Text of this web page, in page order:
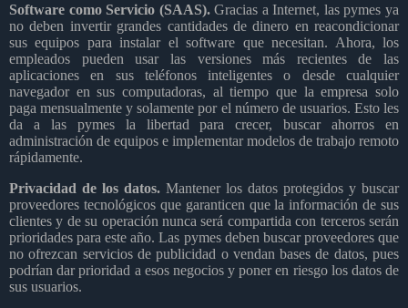
Software como Servicio (SAAS).Gracias a Internet, las pymes ya
no deben invertir grandes cantidades de dinero en reacondicionar
sus equipos para instalar el software que necesitan. Ahora, los
empleados pueden usar las versiones más recientes de las
aplicaciones en sus teléfonos inteligentes o desde cualquier
navegador en sus computadoras, al tiempo que la empresa solo
paga mensualmente y solamente por el número de usuarios. Esto les
da a las pymes la libertad para crecer, buscar ahorros en
administración de equipos e implementar modelos de trabajo remoto
rápidamente.
Privacidad de los datos. Mantener los datos protegidos y buscar
proveedores tecnológicos que garanticen que la información de sus
clientes y de su operación nunca será compartida con terceros serán
prioridades para este año. Las pymes deben buscar proveedores que
no ofrezcan servicios de publicidad o vendan bases de datos, pues
podrían dar prioridad a esos negocios y poner en riesgo los datos de
sus usuarios.